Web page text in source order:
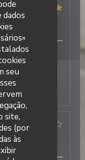
seu
site,
(por
às
quality_price
présenté
has responded to
quality_price